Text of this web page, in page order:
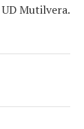
UD Mutilvera.